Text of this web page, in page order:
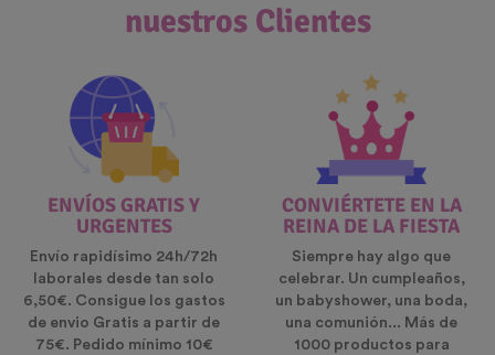
nuestros Clientes
ENVÍOS GRATIS Y
URGENTES
Envío rapidísimo 24h/72h
laborales desde tan solo
6,50€. Consigue los gastos
de envio Gratis a partir de
75€. Pedido mínimo 10€
CONVIÉRTETE EN LA
REINA DE LA FIESTA
Siempre hay algo que
celebrar. Un cumpleaños,
un babyshower, una boda,
una comunión... Más de
1000 productos para